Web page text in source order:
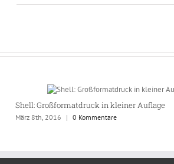
Shell: Großformatdruck in kleiner Auflage
März 8th, 2016 | 0 Kommentare